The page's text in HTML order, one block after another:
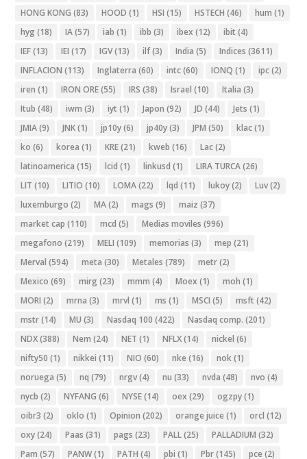
HONG KONG (83) HOOD (1) HSI (15) HSTECH (46) hum (1)
hyg (18) IA(57) iab (1) ibb (3) ibex (12) ibit (4)
IEF(13) IEI (17) IGV(13) ilf(3) India (5) Indices (3611)
INFLACION (113) Inglaterra (60) intc(60) IONQ (1) ipc(2)
iren (1) IRON ORE(55) IRS (38) Israel (10) Italia (3)
Itub (48) iwm (3) iyt (1) Japon (92) JD (44) Jets (1)
JMIA(9) JNK(1) jp10y(6) jp40y(3) JPM (50) klac(1)
ko (6) korea (1) KRE(21) kweb (16) Lac(2)
latinoamerica (15) lcid (1) linkusd (1) LIRA TURCA(26)
LIT (10) LITIO (10) LOMA(22) lqd (11) lukoy(2) Luv(2)
luxemburgo (2) MA(2) mags (9) maiz (37)
market cap (110) mcd (5) Medias moviles (996)
megafono (219) MELI (109) memorias (3) mep (21)
Merval (594) meta (30) Metales (789) metr(2)
Mexico (69) mirg (23) mmm (4) Moex (1) moh (1)
MORI (2) mrna (3) mrvl (1) ms (1) MSCI (5) msft (42)
mstr(14) MU (3) Nasdaq 100 (422) Nasdaq comp. (201)
NDX(388) Nem (24) NET (1) NFLX(14) nickel (6)
nifty50 (1) nikkei (11) NIO (60) nke (16) nok(1)
noruega (5) nq (79) nrgv(4) nu (33) nvda (48) nvo (4)
nycb (2) NYFANG (6) NYSE(14) oex (29) ogzpy(1)
oibr3 (2) oklo (1) Opinion (202) orange juice (1) orcl (12)
oxy(24) Paas (31) pags (23) PALL(25) PALLADIUM (32)
Pam (57) PANW(1) PATH (4) pbi (1) Pbr(145) pce (2)